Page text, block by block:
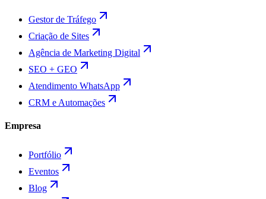
Gestor de Tráfego
Criação de Sites
Agência de Marketing Digital
SEO + GEO
Atendimento WhatsApp
CRM e Automações
Empresa
Portfólio
Eventos
Blog